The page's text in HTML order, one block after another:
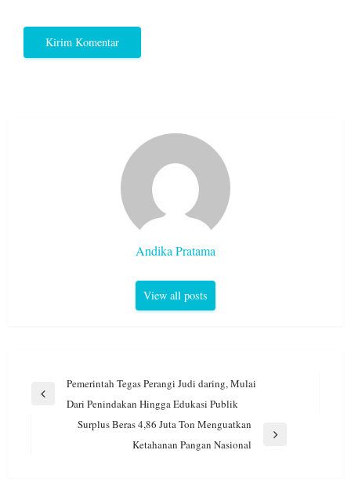
Andika Pratama
View all posts
Navigasi
Previous
Pemerintah Tegas Perangi Judi daring, Mulai
Dari Penindakan Hingga Edukasi Publik
Surplus Beras 4,86 Juta Ton Menguatkan
Ketahanan Pangan Nasional